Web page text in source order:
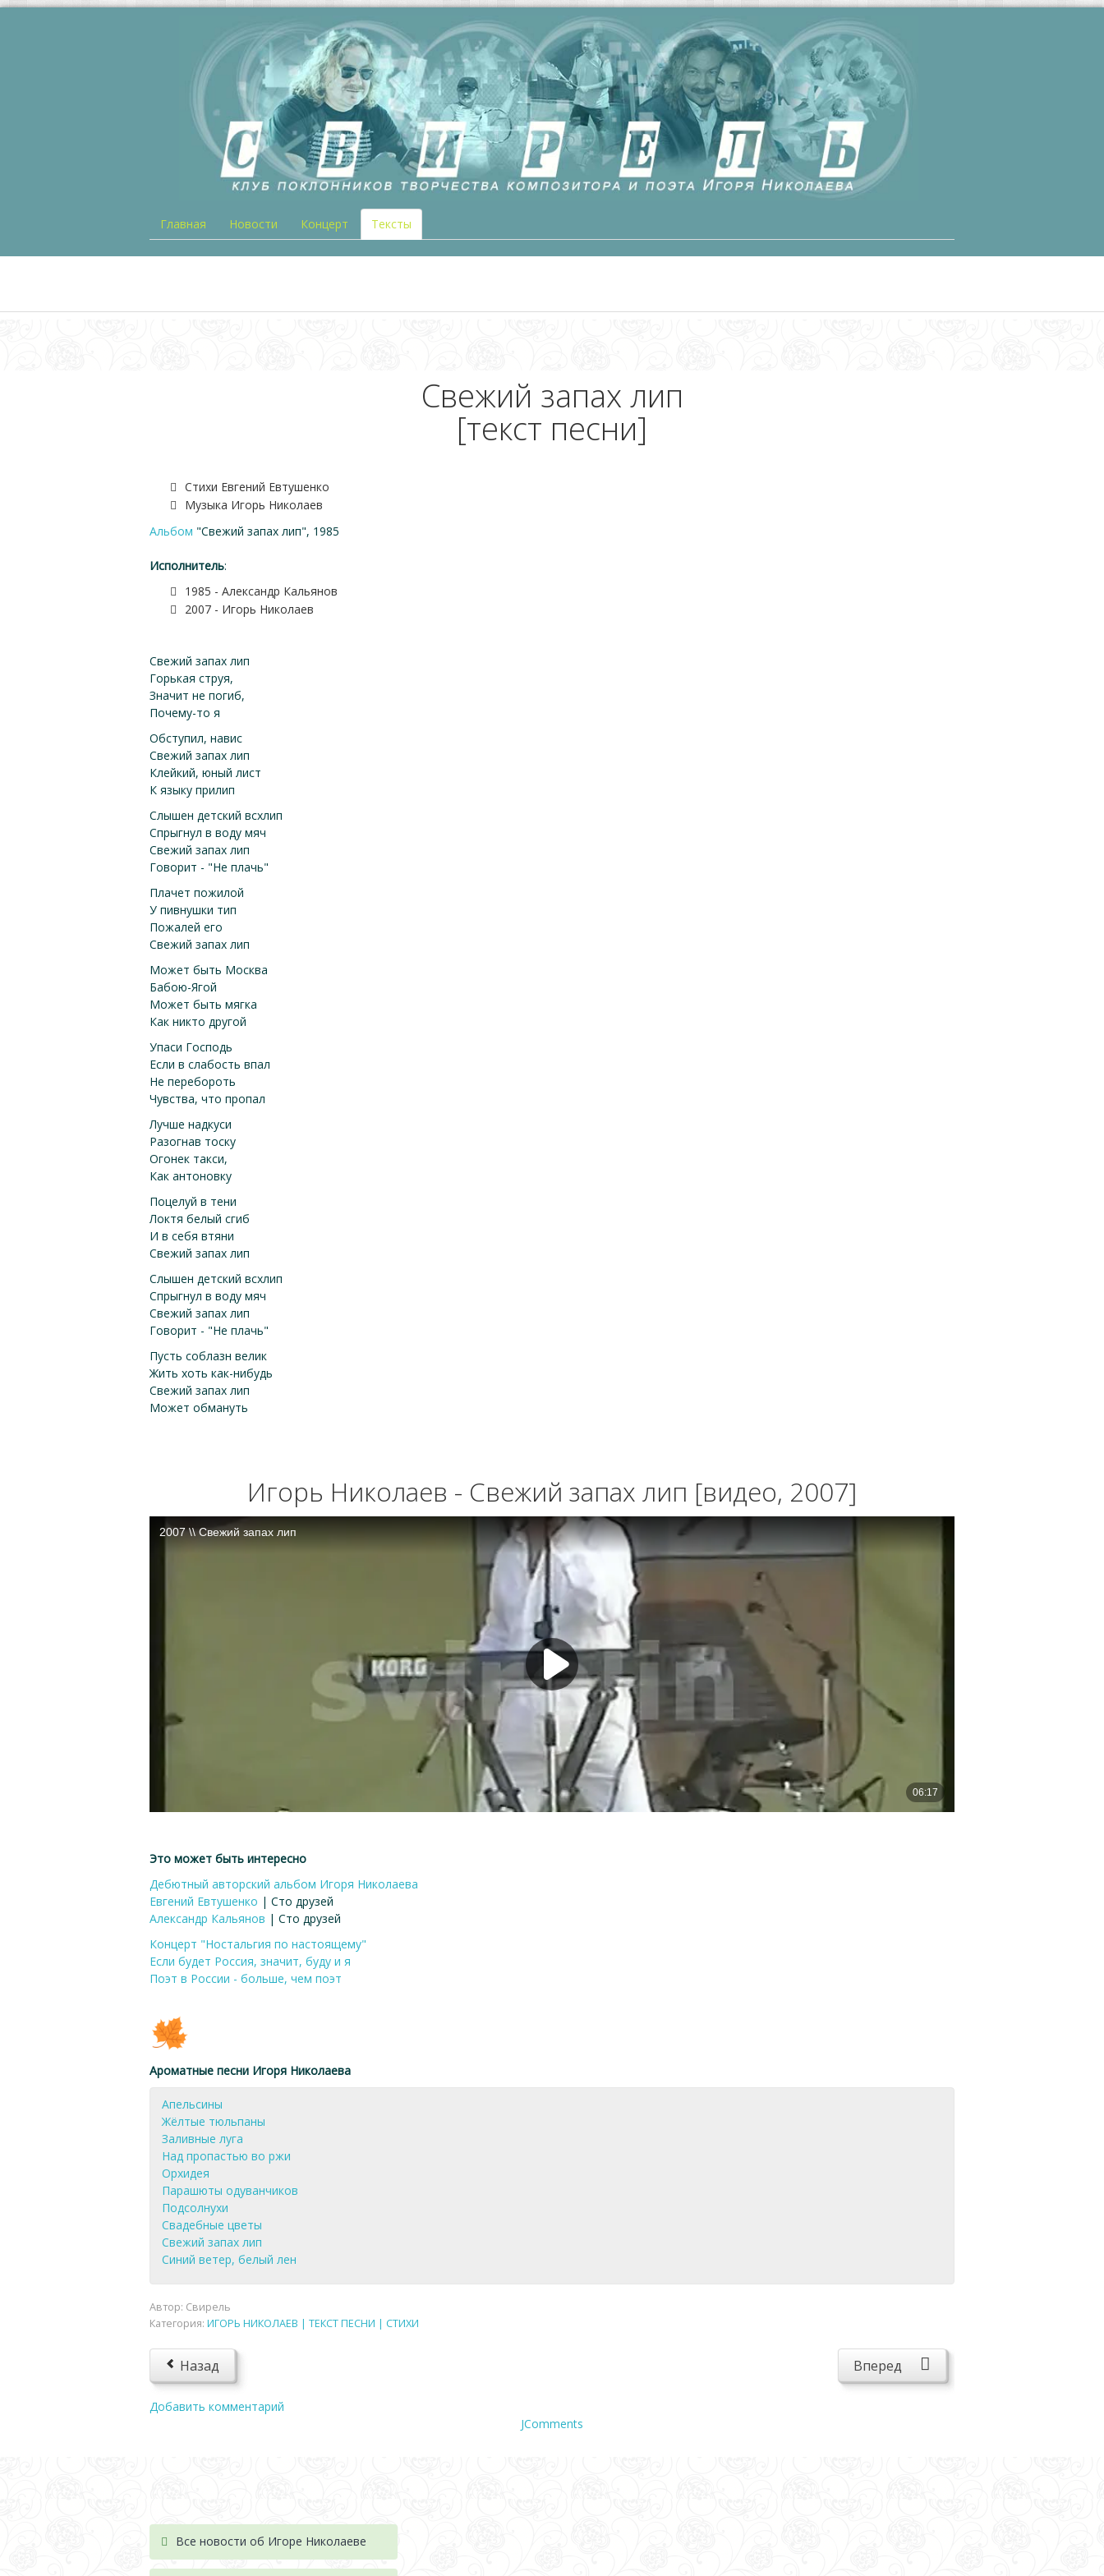
Главная Новости Концерт Тексты
Свежий запах лип
[текст песни]
Стихи Евгений Евтушенко
Музыка Игорь Николаев
Альбом "Свежий запах лип", 1985
Исполнитель:
1985 - Александр Кальянов
2007 - Игорь Николаев
Свежий запах лип
Горькая струя,
Значит не погиб,
Почему-то я
Обступил, навис
Свежий запах лип
Клейкий, юный лист
К языку прилип
Слышен детский всхлип
Спрыгнул в воду мяч
Свежий запах лип
Говорит - "Не плачь"
Плачет пожилой
У пивнушки тип
Пожалей его
Свежий запах лип
Может быть Москва
Бабою-Ягой
Может быть мягка
Как никто другой
Упаси Господь
Если в слабость впал
Не перебороть
Чувства, что пропал
Лучше надкуси
Разогнав тоску
Огонек такси,
Как антоновку
Поцелуй в тени
Локтя белый сгиб
И в себя втяни
Свежий запах лип
Слышен детский всхлип
Спрыгнул в воду мяч
Свежий запах лип
Говорит - "Не плачь"
Пусть соблазн велик
Жить хоть как-нибудь
Свежий запах лип
Может обмануть
Игорь Николаев - Свежий запах лип [видео, 2007]
Это может быть интересно
Дебютный авторский альбом Игоря Николаева
Евгений Евтушенко | Сто друзей
Александр Кальянов | Сто друзей
Концерт "Ностальгия по настоящему"
Если будет Россия, значит, буду и я
Поэт в России - больше, чем поэт
Ароматные песни Игоря Николаева
Апельсины
Жёлтые тюльпаны
Заливные луга
Над пропастью во ржи
Орхидея
Парашюты одуванчиков
Подсолнухи
Свадебные цветы
Свежий запах лип
Синий ветер, белый лен
Автор: Свирель
Категория: ИГОРЬ НИКОЛАЕВ | ТЕКСТ ПЕСНИ | СТИХИ
Назад Вперед
Добавить комментарий
JComments
Все новости об Игоре Николаеве